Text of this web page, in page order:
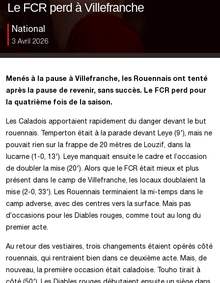
Le FCR perd à Villefranche
National
3 Avril 2026
Menés à la pause à Villefranche, les Rouennais ont tenté
après la pause de revenir, sans succès. Le FCR perd pour
la quatrième fois de la saison.
Les Caladois apportaient rapidement du danger devant le but
rouennais. Temperton était à la parade devant Leye (9′), mais ne
pouvait rien sur la frappe de 20 mètres de Louzif, dans la
lucarne (1-0, 13′). Leye manquait ensuite le cadre et l’occasion
de doubler la mise (20′). Alors que le FCR était mieux et plus
présent dans le camp de Villefranche, les locaux doublaient la
mise (2-0, 33′). Les Rouennais terminaient la mi-temps dans le
camp adverse, avec des centres vers la surface. Mais pas
d’occasions pour les Diables rouges, comme tout au long du
premier acte.
Au retour des vestiaires, trois changements étaient opérés côté
rouennais, qui rentraient bien dans ce deuxième acte. Mais, de
nouveau, la première occasion était caladoise. Touho tirait à